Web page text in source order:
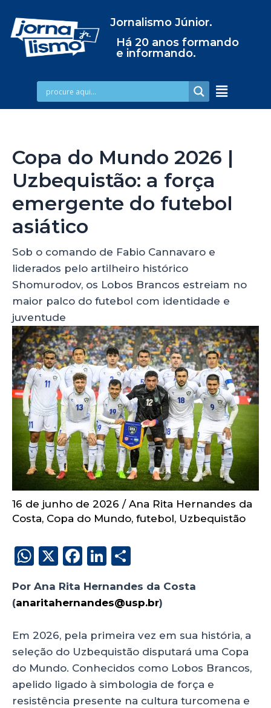
Jornalismo Júnior.
Há 20 anos formando
e informando.
Copa do Mundo 2026 |
Uzbequistão: a força
emergente do futebol
asiático
Sob o comando de Fabio Cannavaro e
liderados pelo artilheiro histórico
Shomurodov, os Lobos Brancos estreiam no
maior palco do futebol com identidade e
juventude
16 de junho de 2026 / Ana Rita Hernandes da
Costa, Copa do Mundo, futebol, Uzbequistão
W
a
ts
A
p
p
X
F
c
e
b
o
o
k
Li
k
e
dI
n
a
re
Por Ana Rita Hernandes da Costa
(anaritahernandes@usp.br)
Em 2026, pela primeira vez em sua história, a
seleção do Uzbequistão disputará uma Copa
do Mundo. Conhecidos como Lobos Brancos,
apelido ligado à simbologia de força e
resistência presente na cultura turcomena e